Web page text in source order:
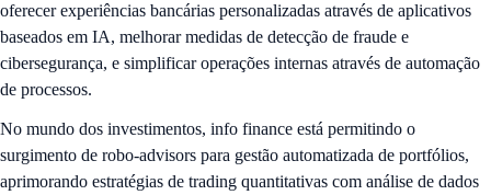
oferecer experiências bancárias personalizadas através de aplicativos
baseados em IA, melhorar medidas de detecção de fraude e
cibersegurança, e simplificar operações internas através de automação
de processos.
No mundo dos investimentos, info finance está permitindo o
surgimento de robo-advisors para gestão automatizada de portfólios,
aprimorando estratégias de trading quantitativas com análise de dados